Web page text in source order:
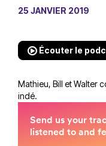
25 JANVIER 2019
Écouter le
Mathieu, Bill et Walter
indé.